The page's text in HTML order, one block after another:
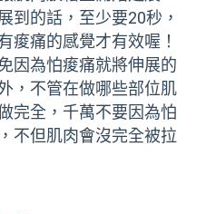
到的話，至少要20秒，
痠痛的感覺才有效喔！
因為怕痠痛就將伸展的
，不管在做哪些部位肌
完全，千萬不要因為怕
不但肌肉會沒完全被拉